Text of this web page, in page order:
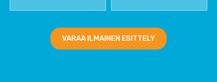
VARAA ILMAINEN ESITTELY